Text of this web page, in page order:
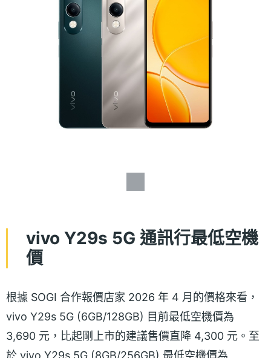
vivo Y29s 5G 通訊行最低空機
價
根據 SOGI 合作報價店家 2026 年 4 月的價格來看，
vivo Y29s 5G (6GB/128GB) 目前最低空機價為
3,690 元，比起剛上市的建議售價直降 4,300 元。至
於 vivo Y29s 5G (8GB/256GB) 最低空機價為